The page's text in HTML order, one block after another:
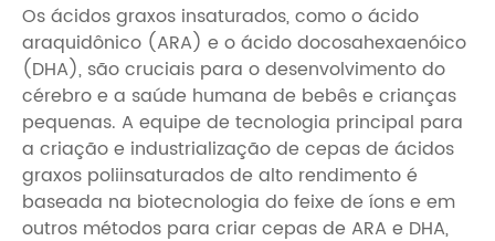
Os ácidos graxos insaturados, como o ácido
araquidônico (ARA) e o ácido docosahexaenóico
(DHA), são cruciais para o desenvolvimento do
cérebro e a saúde humana de bebês e crianças
pequenas. A equipe de tecnologia principal para
a criação e industrialização de cepas de ácidos
graxos poliinsaturados de alto rendimento é
baseada na biotecnologia do feixe de íons e em
outros métodos para criar cepas de ARA e DHA,